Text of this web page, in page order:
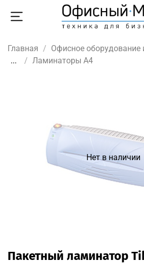
Главная
Офисное оборудование
...
Ламинаторы A4
Нет в наличии
Пакетный ламинатор